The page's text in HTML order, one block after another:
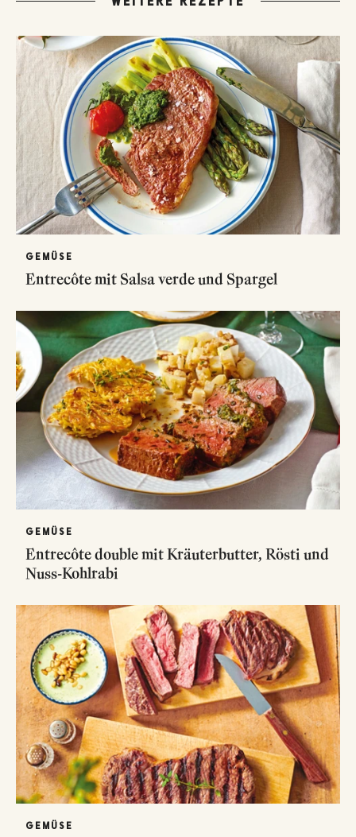
GEMÜSE
Entrecôte mit Salsa verde und Spargel
GEMÜSE
Entrecôte double mit Kräuterbutter, Rösti und
Nuss-Kohlrabi
GEMÜSE